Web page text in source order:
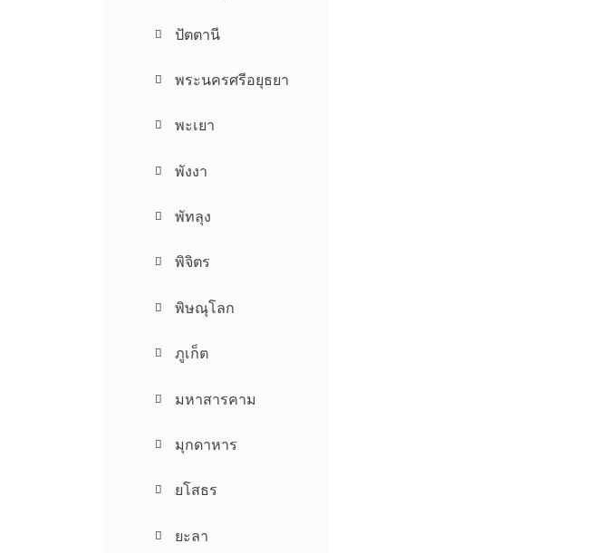
ปัตตานี
พระนครศรีอยุธยา
พะเยา
พังงา
พัทลุง
พิจิตร
พิษณุโลก
ภูเก็ต
มหาสารคาม
มุกดาหาร
ยโสธร
ยะลา